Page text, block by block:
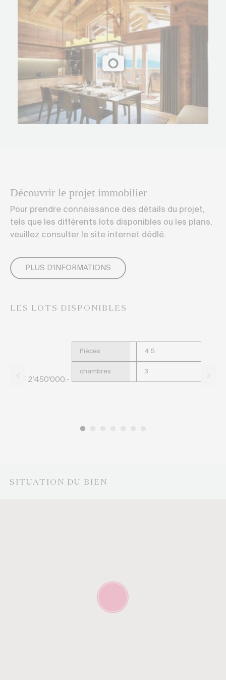
Découvrir le projet immobilier
Pour prendre connaissance des détails du projet,
tels que les différents lots disponibles ou les plans,
veuillez consulter le site internet dédlé.
PLUS D'INFORMATIONS
LES LOTS DISPONIBLES
CHF 2'450'000.-
Piéces 4.5
chambres 3
SITUATION DU BIEN